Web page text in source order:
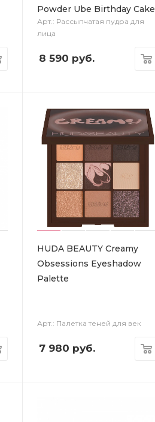
Powder Ube Birthday Cake
Арт.: Рассыпчатая пудра для
лица
8 590 руб.
HUDA BEAUTY Creamy
Obsessions Eyeshadow
Palette
Арт.: Палетка теней для век
7 980 руб.